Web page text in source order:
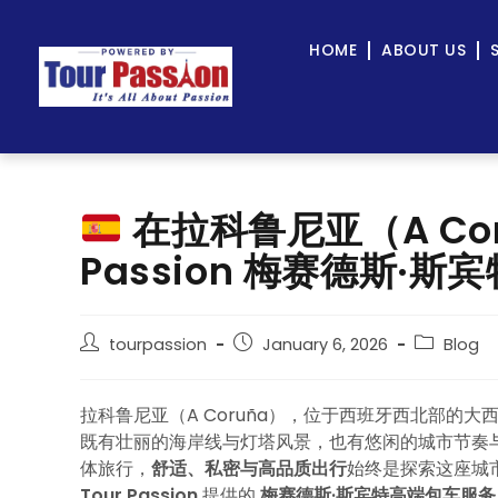
HOME ABOUT US
在拉科鲁尼亚（A
Passion 梅赛德斯·斯
tourpassion January 6, 2026 Blog
拉科鲁尼亚（A Coruña），位于西班牙西北部的大
既有壮丽的海岸线与灯塔风景，也有悠闲的城市节
体旅行， 舒适、私密与高品质出行始终是探索这座城